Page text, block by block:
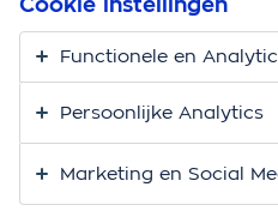
Eindelijk. Je bent bijna 18.
zelf moet gaan regelen.
Functionele en
Persoonlijke Analytics
Marketing en Social